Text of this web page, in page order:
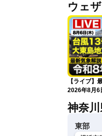
ウェ
【ライブ】
2026年8月6
縄は荒天警戒 〈ウェザーニュース
神奈
東部